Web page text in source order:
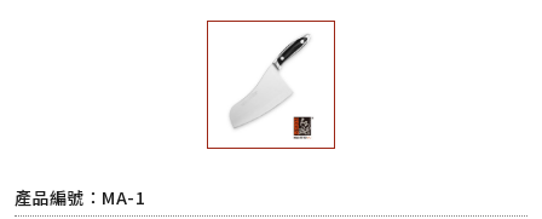
產品編號：MA-1